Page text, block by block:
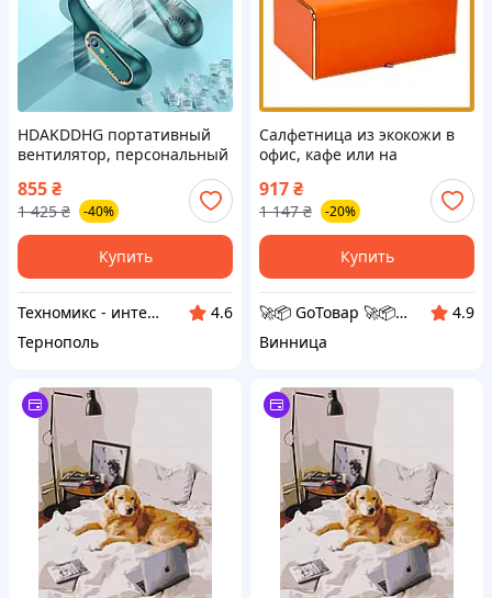
HDAKDDHG портативный
вентилятор, персональный
вентилятор для женщин и
мужчин, домашний офис
855₴
1 425 ₴ -40%
Купить
Техномикс - интернет - магазин качественной техники, электроники и других товаров для дома и работы
4.6
Тернополь
Салфетница из экокожи в
офис, кафе или на
оранжевый настольный
органайзер 21х13.5х9.5 см
917₴
1 147 ₴ -20%
Купить
🚀📦 GoТовар 🚀📦 сеть интернет магазинов
4.9
Винница